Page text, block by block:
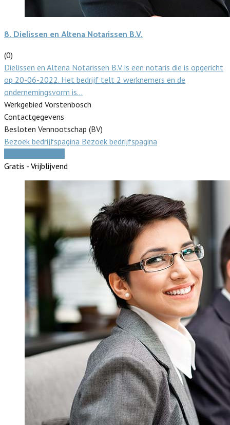
8. Dielissen en Altena Notarissen B.V.
(0)
Dielissen en Altena Notarissen B.V. is een notaris die is opgericht
op 20-06-2022. Het bedrijf telt 2 werknemers en de
ondernemingsvorm is…
Werkgebied Vorstenbosch
Contactgegevens
Besloten Vennootschap (BV)
Bezoek bedrijfspagina Bezoek bedrijfspagina
Gratis - Vrijblijvend